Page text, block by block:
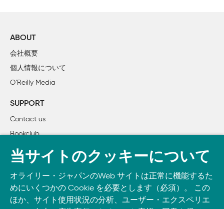
ABOUT
会社概要
個人情報について
O’Reilly Media
SUPPORT
Contact us
Bookclub
書籍注文
Take O’Reilly with you and learn anywhere, anytime on your
phone
and tablet.
当サイトのクッキーについて
オライリー・ジャパンのWeb サイトは正常に機能するた
めにいくつかの Cookie を必要とします（必須）。 この
ほか、サイト使用状況の分析、ユーザー・エクスペリエ